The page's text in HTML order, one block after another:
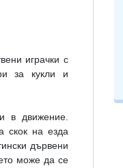
играчки с
за кукли и
в движение.
скок на езда
дървени
може да се